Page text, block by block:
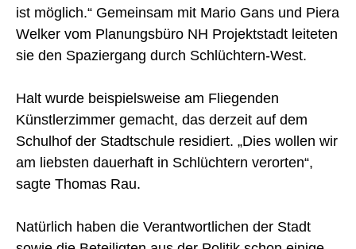
ist möglich.“ Gemeinsam mit Mario Gans und Piera
Welker vom Planungsbüro NH Projektstadt leiteten
sie den Spaziergang durch Schlüchtern-West.
Halt wurde beispielsweise am Fliegenden
Künstlerzimmer gemacht, das derzeit auf dem
Schulhof der Stadtschule residiert. „Dies wollen wir
am liebsten dauerhaft in Schlüchtern verorten“,
sagte Thomas Rau.
Natürlich haben die Verantwortlichen der Stadt